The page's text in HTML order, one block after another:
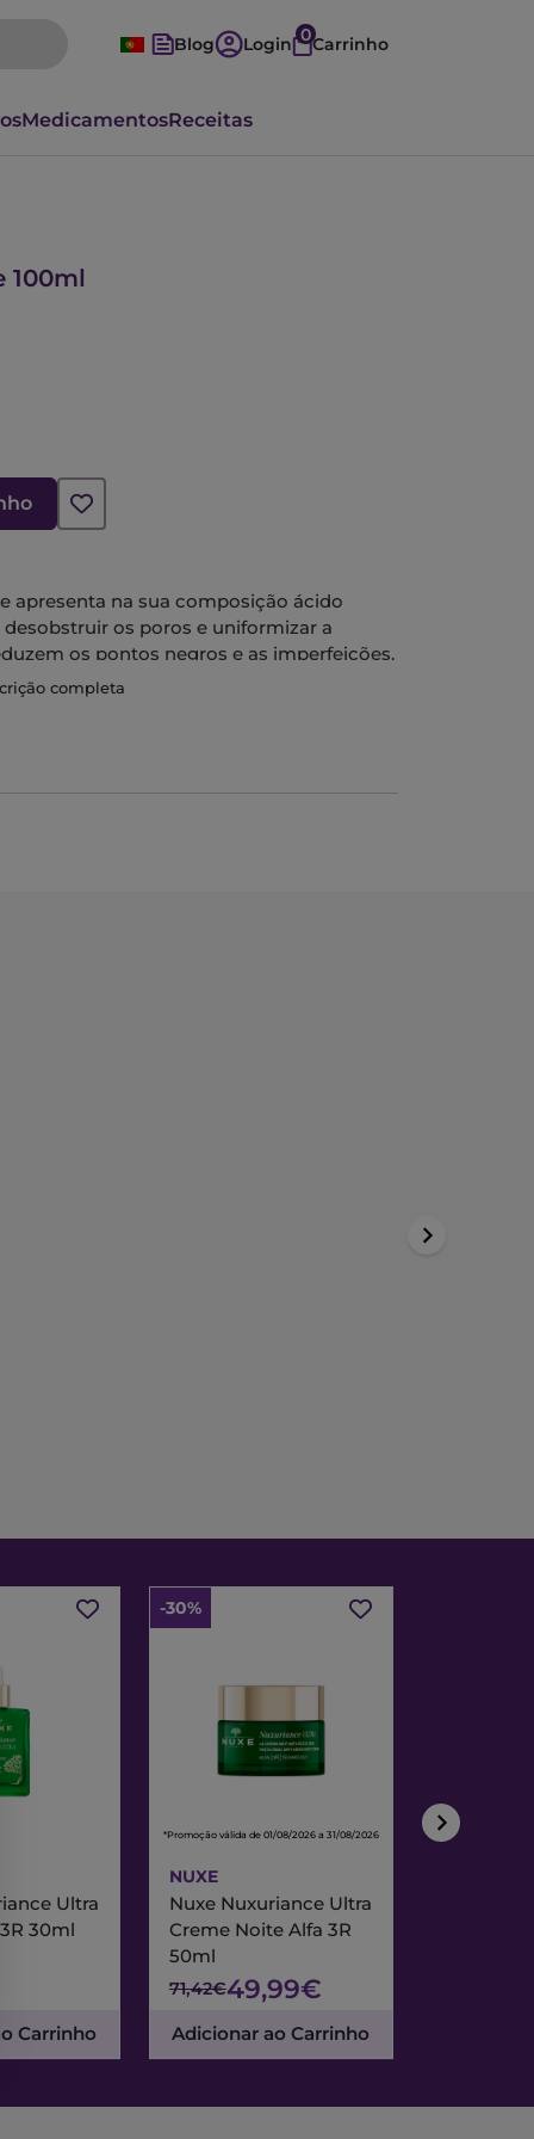
Blog Login 0Carrinho
MedicamentosReceitas
100ml
apresenta na sua composição ácido
os poros e uniformizar a
os pontos negros e as imperfeições.
completa
Ultra
30ml
Carrinho
-30%
*Promoção válida de 01/08/2026 a 31/08/2026
NUXE
Nuxe Nuxuriance Ultra
Creme Noite Alfa 3R
50ml
71,42€49,99€
Adicionar ao Carrinho
*Promoção válida